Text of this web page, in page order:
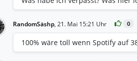
RandomSäshp, 21. Mai 15:21 Uhr 0
100% wäre toll wenn Spotify auf